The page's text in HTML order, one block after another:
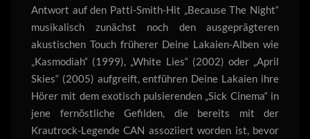
Antwort auf den Patti-Smith-Hit „Because The Night“
musikalisch zunächst noch den ausgeprägteren
akustischen Touch früherer Deine Lakaien-Alben wie
„Kasmodiah“ (1999), „White Lies“ (2002) oder „April
Skies“ (2005) aufgreift, entführen Deine Lakaien ihre
Hörer mit dem exotisch pulsierenden „Sick Cinema“ in
jene fernöstliche Gefilden, die bereits mit der
Krautrock-Legende CAN assoziiert worden ist, bevor